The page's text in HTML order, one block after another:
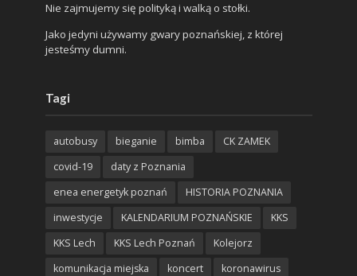
Nie zajmujemy się polityką i walką o stołki.
Jako jedyni używamy gwary poznańskiej, z której
jesteśmy dumni.
Tagi
autobusy bieganie bimba
CK ZAMEK
covid-19
daty z Poznania
enea energetyk poznań
HISTORIA POZNANIA
inwestycje
KALENDARIUM POZNAŃSKIE
KKS
KKS Lech
KKS Lech Poznań
Kolejorz
komunikacja miejska
koncert
koronawirus